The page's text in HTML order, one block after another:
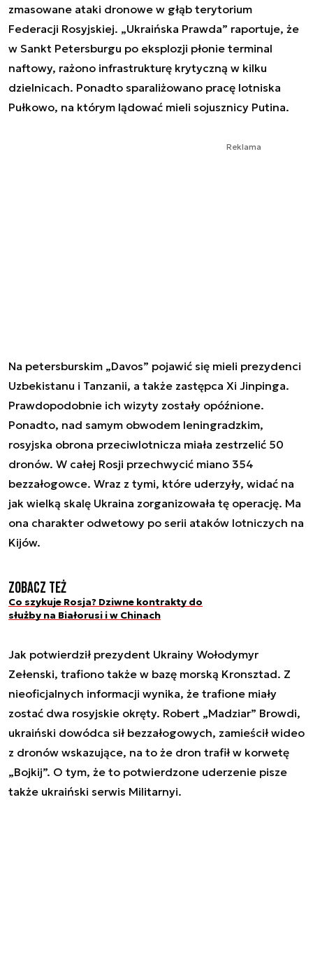
zmasowane ataki dronowe w głąb terytorium
Federacji Rosyjskiej. „Ukraińska Prawda” raportuje, że
w Sankt Petersburgu po eksplozji płonie terminal
naftowy, rażono infrastrukturę krytyczną w kilku
dzielnicach. Ponadto sparaliżowano pracę lotniska
Pułkowo, na którym lądować mieli sojusznicy Putina.
Reklama
Na petersburskim „Davos” pojawić się mieli prezydenci
Uzbekistanu i Tanzanii, a także zastępca Xi Jinpinga.
Prawdopodobnie ich wizyty zostały opóźnione.
Ponadto, nad samym obwodem leningradzkim,
rosyjska obrona przeciwlotnicza miała zestrzelić 50
dronów. W całej Rosji przechwycić miano 354
bezzałogowce. Wraz z tymi, które uderzyły, widać na
jak wielką skalę Ukraina zorganizowała tę operację. Ma
ona charakter odwetowy po serii ataków lotniczych na
Kijów.
Zobacz też
Co szykuje Rosja? Dziwne kontrakty do
służby na Białorusi i w Chinach
Jak potwierdził prezydent Ukrainy Wołodymyr
Zełenski, trafiono także w bazę morską Kronsztad. Z
nieoficjalnych informacji wynika, że trafione miały
zostać dwa rosyjskie okręty. Robert „Madziar” Browdi,
ukraiński dowódca sił bezzałogowych, zamieścił wideo
z dronów wskazujące, na to że dron trafił w korwetę
„Bojkij”. O tym, że to potwierdzone uderzenie pisze
także ukraiński serwis Militarnyi.